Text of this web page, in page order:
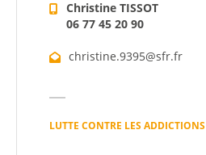
Christine TISSOT
06 77 45 20 90
christine.9395@sfr.fr
LUTTE CONTRE LES ADDICTIONS